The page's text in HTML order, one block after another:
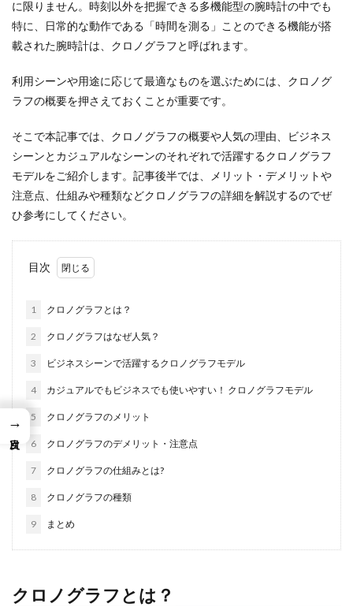
に限りません。時刻以外を把握できる多機能型の腕時計の中でも
特に、日常的な動作である「時間を測る」ことのできる機能が搭
載された腕時計は、クロノグラフと呼ばれます。
利用シーンや用途に応じて最適なものを選ぶためには、クロノグ
ラフの概要を押さえておくことが重要です。
そこで本記事では、クロノグラフの概要や人気の理由、ビジネス
シーンとカジュアルなシーンのそれぞれで活躍するクロノグラフ
モデルをご紹介します。記事後半では、メリット・デメリットや
注意点、仕組みや種類などクロノグラフの詳細を解説するのでぜ
ひ参考にしてください。
目次
1 クロノグラフとは？
2 クロノグラフはなぜ人気？
3 ビジネスシーンで活躍するクロノグラフモデル
4 カジュアルでもビジネスでも使いやすい！ クロノグラフモデル
5 クロノグラフのメリット
6 クロノグラフのデメリット・注意点
7 クロノグラフの仕組みとは?
8 クロノグラフの種類
9 まとめ
クロノグラフとは？
→